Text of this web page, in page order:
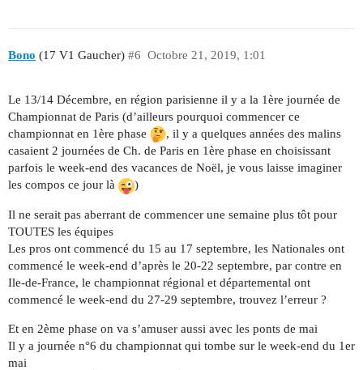
Bono (17 V1 Gaucher) Octobre 21, 2019, 1:01
#6
Le 13/14 Décembre, en région parisienne il y a la 1ère journée de
Championnat de Paris (d’ailleurs pourquoi commencer ce
championnat en 1ère phase
, il y a quelques années des malins
casaient 2 journées de Ch. de Paris en 1ère phase en choisissant
parfois le week-end des vacances de Noël, je vous laisse imaginer
les compos ce jour là
)
Il ne serait pas aberrant de commencer une semaine plus tôt pour
TOUTES les équipes
Les pros ont commencé du 15 au 17 septembre, les Nationales ont
commencé le week-end d’après le 20-22 septembre, par contre en
Ile-de-France, le championnat régional et départemental ont
commencé le week-end du 27-29 septembre, trouvez l’erreur ?
Et en 2ème phase on va s’amuser aussi avec les ponts de mai
Il y a journée n°6 du championnat qui tombe sur le week-end du 1er
mai